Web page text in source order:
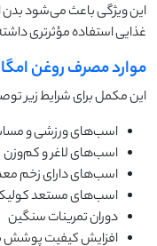
این ویژگی باعث می‌شود بدن
غذایی استفاده مؤثرتری
موارد مصرف روغن امگا ۶ فانتوم
این مکمل برای شرایط زیر
اسب‌های ورزشی و
اسب‌های لاغر و کم‌وزن
اسب‌های دارای زخم
اسب‌های مستعد
دوران تمرینات سنگین
افزایش کیفیت پوشش